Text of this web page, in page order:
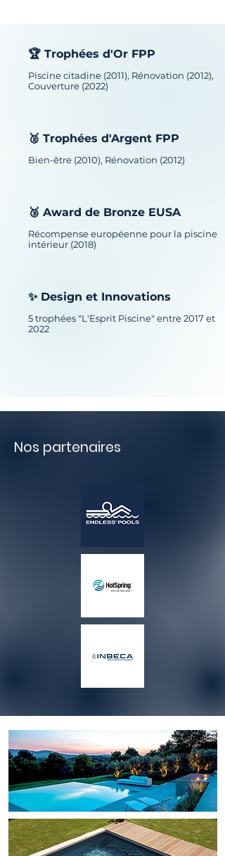
🏆 Trophées d'Or FPP
Piscine citadine (2011), Rénovation (2012),
Couverture (2022)
🥈 Trophées d'Argent FPP
Bien-être (2010), Rénovation (2012)
🥉 Award de Bronze EUSA
Récompense européenne pour la piscine
intérieur (2018)
✨ Design et Innovations
5 trophées "L'Esprit Piscine" entre 2017 et
2022
Nos partenaires